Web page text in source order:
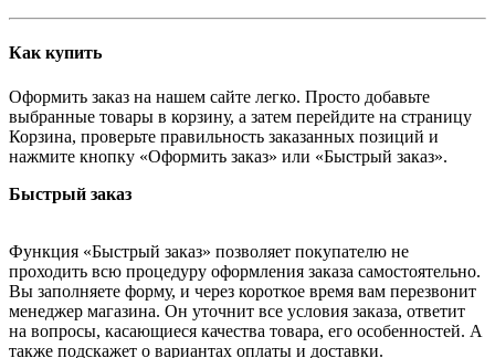
Как купить
Оформить заказ на нашем сайте легко. Просто добавьте
выбранные товары в корзину, а затем перейдите на страницу
Корзина, проверьте правильность заказанных позиций и
нажмите кнопку «Оформить заказ» или «Быстрый заказ».
Быстрый заказ
Функция «Быстрый заказ» позволяет покупателю не
проходить всю процедуру оформления заказа самостоятельно.
Вы заполняете форму, и через короткое время вам перезвонит
менеджер магазина. Он уточнит все условия заказа, ответит
на вопросы, касающиеся качества товара, его особенностей. А
также подскажет о вариантах оплаты и доставки.